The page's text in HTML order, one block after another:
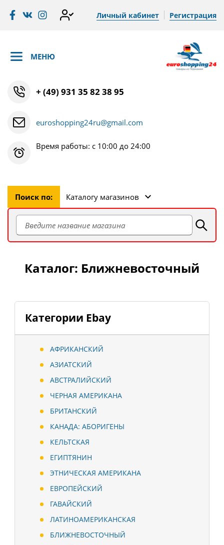
Личный кабинет Регистрация
МЕНЮ
+ (49) 931 35 82 38 95
euroshopping24ru@gmail.com
Время работы: с 10:00 до 24:00
Поиск по: Каталогу магазинов
Категории Ebay
АФРИКАНСКИЙ
АЗИАТСКИЙ
АВСТРАЛИЙСКИЙ
ЧЕРНАЯ АМЕРИКАНА
БРИТАНСКИЙ
КАНАДА: АБОРИГЕНЫ
КЕЛЬТСКАЯ
ЕГИПТЯНИН
ЭТНИЧЕСКАЯ АМЕРИКАНА
ЕВРОПЕЙСКИЙ
ГАВАЙСКИЙ
ЛАТИНОАМЕРИКАНСКАЯ
БЛИЖНЕВОСТОЧНЫЙ
Каталог: Ближневосточный